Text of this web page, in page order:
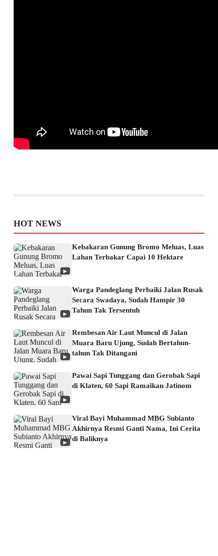
HOT NEWS
▶
Kebakaran Gunung Bromo Meluas, Luas
Lahan Terbakar Capai 10 Hektare
▶
Warga Pandeglang Perbaiki Jalan Rusak
Secara Swadaya, Sudah Hampir 30
Tahun Tak Tersentuh
▶
Rembesan Air Laut Muncul di Jalan
Muara Baru Ujung, Sudah Bertahun-
tahun Tak Ditangani
▶
Pawai Sapi Tunggang dan Gerobak Sapi
di Klaten, 60 Sapi Ramaikan Jatinom
▶
Viral Bayi Muhammad MBG Subianto
Akhirnya Resmi Ganti Nama, Ini Cerita
di Baliknya